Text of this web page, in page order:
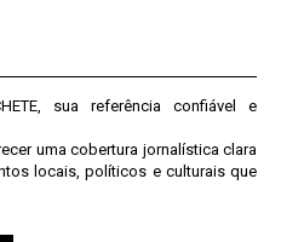
sua referência confiável e
uma cobertura jornalística clara
locais, políticos e culturais que